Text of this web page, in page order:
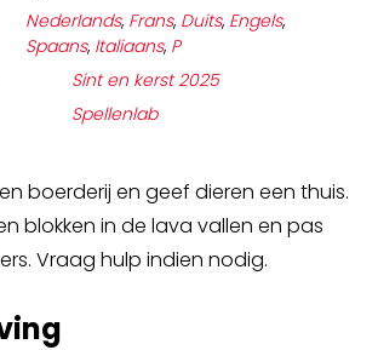
Nederlands, Frans, Duits, Engels,
Spaans, Italiaans, P
Sint en kerst 2025
Spellenlab
boerderij en geef dieren een thuis.
blokken in de lava vallen en pas
Vraag hulp indien nodig.